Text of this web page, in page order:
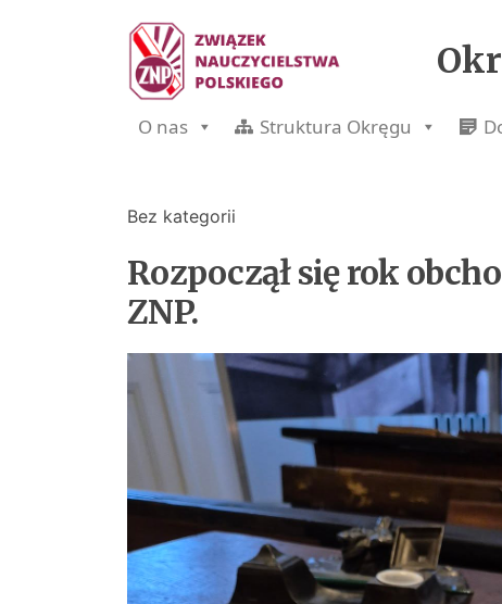
O nas Struktura Okręgu
Bez kategorii
Rozpoczął się rok
ZNP.